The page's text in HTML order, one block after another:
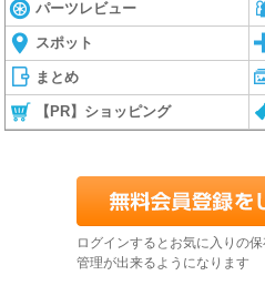
パーツレビュー
スポット
まとめ
【PR】ショッピング
ログインするとお気に入りの
管理が出来るようになります